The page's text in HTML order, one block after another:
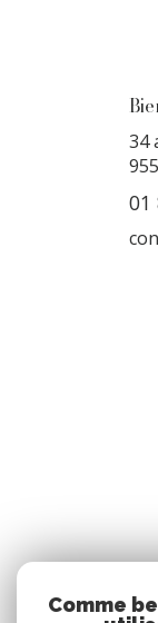
34
01
Comme